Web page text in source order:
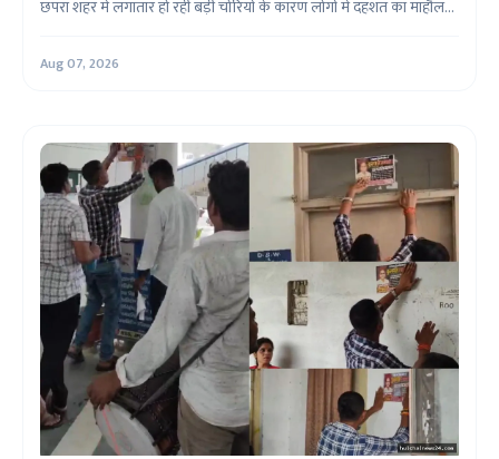
छपरा शहर में लगातार हो रही बड़ी चोरियों के कारण लोगों में दहशत का माहौल...
Aug 07, 2026